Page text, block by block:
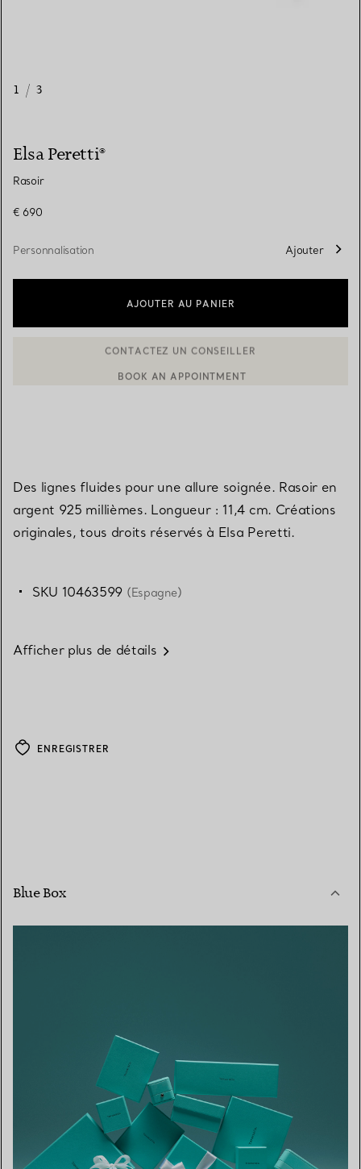
1 / 3
Elsa Peretti®
Rasoir
€ 690
Personnalisation Ajouter
AJOUTER AU PANIER
Des lignes fluides pour une allure soignée. Rasoir en
argent 925 millièmes. Longueur : 11,4 cm. Créations
originales, tous droits réservés à Elsa Peretti.
SKU 10463599 (Espagne)
Afficher plus de détails
ENREGISTRER
Blue Box